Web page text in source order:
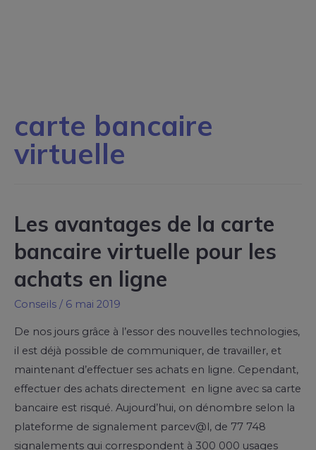
carte bancaire
virtuelle
Les avantages de la carte
bancaire virtuelle pour les
achats en ligne
Conseils / 6 mai 2019
De nos jours grâce à l’essor des nouvelles technologies,
il est déjà possible de communiquer, de travailler, et
maintenant d’effectuer ses achats en ligne. Cependant,
effectuer des achats directement en ligne avec sa carte
bancaire est risqué. Aujourd’hui, on dénombre selon la
plateforme de signalement parcev@l, de 77 748
signalements qui correspondent à 300 000 usages